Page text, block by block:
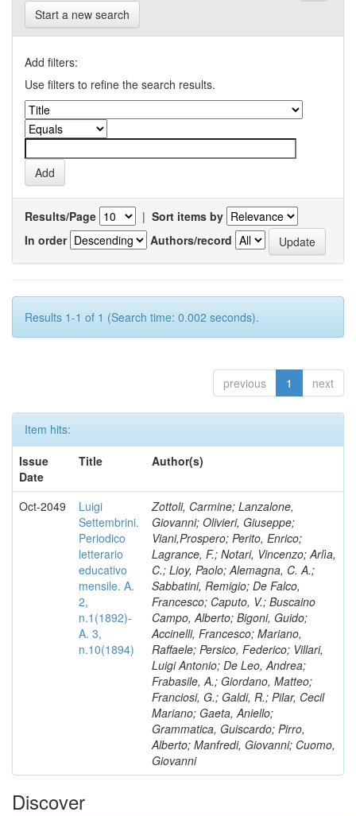
Start a new search
Add filters:
Use filters to refine the search results.
Results/Page | Sort items by
In order
Authors/record
Results 1-1 of 1 (Search time: 0.002 seconds).
previous 1 next
Item hits:
Issue
Date
Title Author(s)
Oct-2049
Luigi
Settembrini.
Periodico
letterario
educativo
mensile. A.
2,
n.1(1892)-
A. 3,
n.10(1894)
Zottoli, Carmine; Lanzalone,
Giovanni; Olivieri, Giuseppe;
Viani,Prospero; Perito, Enrico;
Lagrance, F.; Notari, Vincenzo; Arlìa,
C.; Lioy, Paolo; Alemagna, C. A.;
Sabbatini, Remigio; De Falco,
Francesco; Caputo, V.; Buscaino
Campo, Alberto; Bigoni, Guido;
Accinelli, Francesco; Mariano,
Raffaele; Persico, Federico; Villari,
Luigi Antonio; De Leo, Andrea;
Frabasile, A.; Giordano, Matteo;
Franciosi, G.; Galdi, R.; Pilar, Cecil
Mariano; Gaeta, Aniello;
Grammatica, Guiscardo; Pirro,
Alberto; Manfredi, Giovanni; Cuomo,
Giovanni
Discover